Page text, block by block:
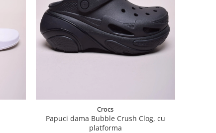
Crocs
Papuci dama Bubble Crush Clog, cu
platforma